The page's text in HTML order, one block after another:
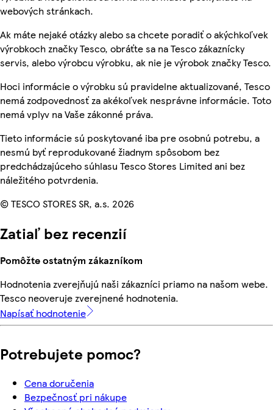
webových stránkach.
Ak máte nejaké otázky alebo sa chcete poradiť o akýchkoľvek
výrobkoch značky Tesco, obráťte sa na Tesco zákaznícky
servis, alebo výrobcu výrobku, ak nie je výrobok značky Tesco.
Hoci informácie o výrobku sú pravidelne aktualizované, Tesco
nemá zodpovednosť za akékoľvek nesprávne informácie. Toto
nemá vplyv na Vaše zákonné práva.
Tieto informácie sú poskytované iba pre osobnú potrebu, a
nesmú byť reprodukované žiadnym spôsobom bez
predchádzajúceho súhlasu Tesco Stores Limited ani bez
náležitého potvrdenia.
© TESCO STORES SR, a.s. 2026
Zatiaľ bez recenzií
Pomôžte ostatným zákazníkom
Hodnotenia zverejňujú naši zákazníci priamo na našom webe.
Tesco neoveruje zverejnené hodnotenia.
Napísať hodnotenie
Potrebujete pomoc?
Cena doručenia
Bezpečnosť pri nákupe